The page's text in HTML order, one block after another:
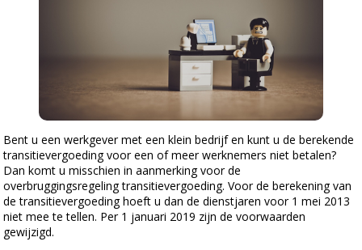
Bent u een werkgever met een klein bedrijf en kunt u de berekende
transitievergoeding voor een of meer werknemers niet betalen?
Dan komt u misschien in aanmerking voor de
overbruggingsregeling transitievergoeding. Voor de berekening van
de transitievergoeding hoeft u dan de dienstjaren voor 1 mei 2013
niet mee te tellen. Per 1 januari 2019 zijn de voorwaarden
gewijzigd.